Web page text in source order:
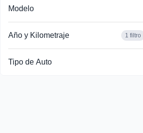
Modelo
Año y Kilometraje 1 filtro
Tipo de Auto